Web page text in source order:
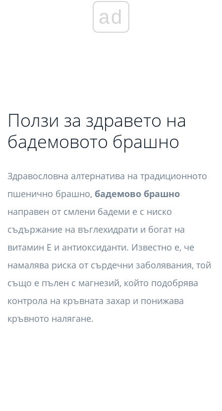
ad
Ползи за здравето на
бадемовото брашно
Здравословна алтернатива на традиционното
пшенично брашно, бадемово брашно
направен от смлени бадеми е с ниско
съдържание на въглехидрати и богат на
витамин Е и антиоксиданти. Известно е, че
намалява риска от сърдечни заболявания, той
също е пълен с магнезий, който подобрява
контрола на кръвната захар и понижава
кръвното налягане.